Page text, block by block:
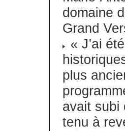
domaine
Grand
« J’ai
plus
avait subi
tenu à